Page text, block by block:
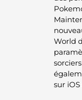
World
sur